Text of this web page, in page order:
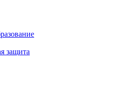
защита